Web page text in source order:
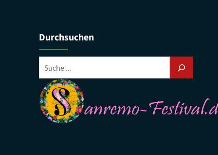
Durchsuchen